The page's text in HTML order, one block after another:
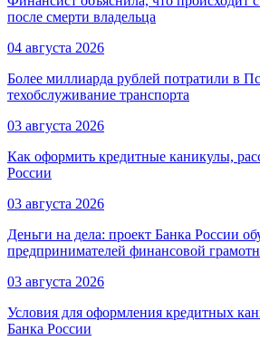
после смерти владельца
04 августа 2026
Более миллиарда рублей потратили в
техобслуживание транспорта
03 августа 2026
Как оформить кредитные каникулы,
России
03 августа 2026
Деньги на дела: проект Банка России
предпринимателей финансовой
03 августа 2026
Условия для оформления кредитных
Банка России